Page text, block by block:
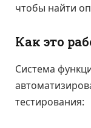
чтобы найти
Как это
Система
тестирования: